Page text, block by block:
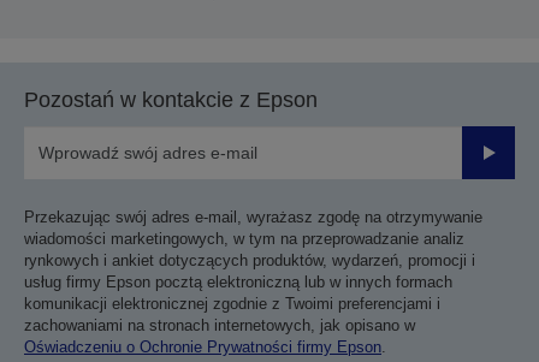
Pozostań w kontakcie z Epson
Przekazując swój adres e-mail, wyrażasz zgodę na otrzymywanie
wiadomości marketingowych, w tym na przeprowadzanie analiz
rynkowych i ankiet dotyczących produktów, wydarzeń, promocji i
usług firmy Epson pocztą elektroniczną lub w innych formach
komunikacji elektronicznej zgodnie z Twoimi preferencjami i
zachowaniami na stronach internetowych, jak opisano w
Oświadczeniu o Ochronie Prywatności firmy Epson.